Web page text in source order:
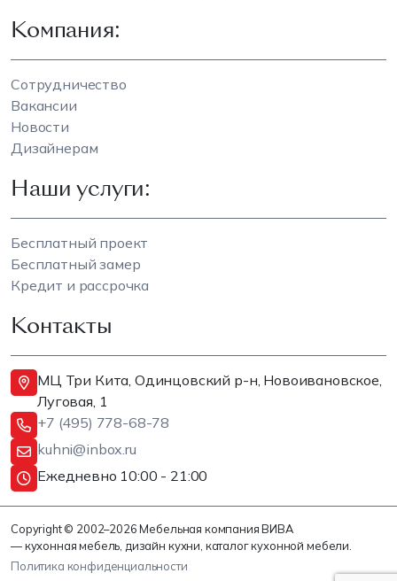
Компания:
Сотрудничество
Вакансии
Новости
Дизайнерам
Наши услуги:
Бесплатный проект
Бесплатный замер
Кредит и рассрочка
Контакты
МЦ Три Кита, Одинцовский р-н, Новоивановское,
Луговая, 1
+7 (495) 778-68-78
kuhni@inbox.ru
Ежедневно 10:00 - 21:00
Copyright © 2002–2026 Мебельная компания ВИВА
— кухонная мебель, дизайн кухни, каталог кухонной мебели.
Политика конфиденциальности